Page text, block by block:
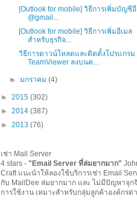
[Outlook for mobile] วิธีการเพิ่มบัญชีอี
@gmail...
[Outlook for mobile] วิธีการเพิ่มอีเมล
สำหรับธุรกิจ...
วิธีการดาวน์โหลดและติดตั้งโปรแกรม
TeamViewer ลงบนค...
►มกราคม(4)
► 2015 (302)
► 2014 (387)
► 2013 (76)
เช่า Mail Server
4 stars - " Email Server ที่ล่มยากมาก"
Craft แนะนำให้ลองใช้บริการเช่า Email
กับ MailDee ล่มยากมาก และ ไม่มีปัญหาจุก
การใช้งาน เหมาะสำหรับกลุ่มลูกค้าองค์กรต่